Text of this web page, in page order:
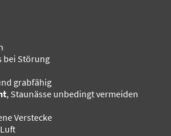
bei Störung
grabfähig
, Staunässe unbedingt vermeiden
Verstecke